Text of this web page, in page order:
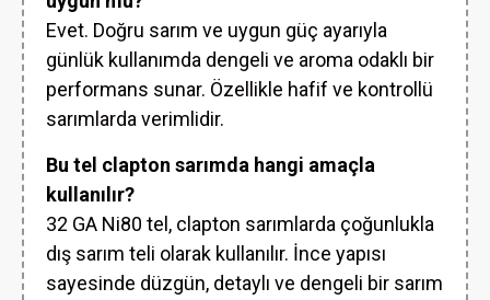
Evet. Doğru sarım ve uygun güç ayarıyla
günlük kullanımda dengeli ve aroma odaklı bir
performans sunar. Özellikle hafif ve kontrollü
sarımlarda verimlidir.
Bu tel clapton sarımda hangi amaçla
kullanılır?
32 GA Ni80 tel, clapton sarımlarda çoğunlukla
dış sarım teli olarak kullanılır. İnce yapısı
sayesinde düzgün, detaylı ve dengeli bir sarım